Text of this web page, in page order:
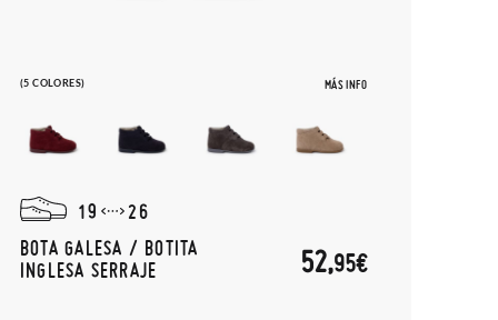
(5 COLORES) MÁS INFO
19
26
BOTA GALESA / BOTITA
INGLESA SERRAJE
52,95€